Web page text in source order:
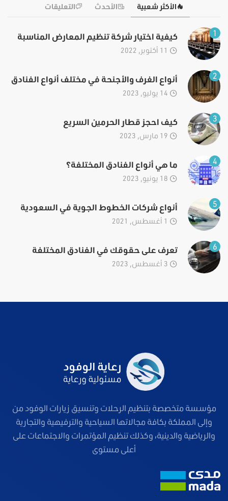
الأكثر شعبية الأحدث التعليقات
1 كيفية اختيار شركة تنظيم المعارض المناسبة
2 أنواع الغرف والأجنحة في مختلف أنواع الفنادق
3 كيف احجز قطار الحرمين السريع
4 ما هي أنواع الفنادق المختلفة؟
5 أنواع شركات الخطوط الجوية في السعودية
6 تعرف على حقوقك في الفنادق المختلفة
مؤسسة متخصصة بتنظيم الرحلات وتنسيق زيارات الوفود من
وإلى المملكة بكافة مجالاتها السياحية والترفيهية والتجارية
والرياضية والدينية، وكذلك تنظيم المؤتمرات والاجتماعات على
أعلى مستوى